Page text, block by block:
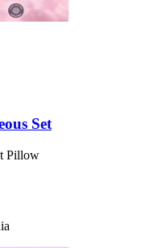
Set
Pillow